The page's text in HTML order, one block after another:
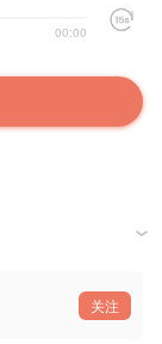
00:00
关注